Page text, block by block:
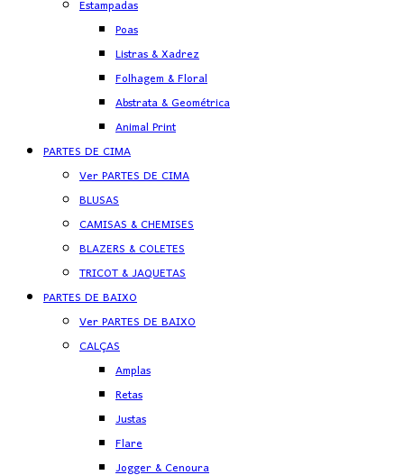
Estampadas
Poas
Listras & Xadrez
Folhagem & Floral
Abstrata & Geométrica
Animal Print
PARTES DE CIMA
Ver PARTES DE CIMA
BLUSAS
CAMISAS & CHEMISES
BLAZERS & COLETES
TRICOT & JAQUETAS
PARTES DE BAIXO
Ver PARTES DE BAIXO
CALÇAS
Amplas
Retas
Justas
Flare
Jogger & Cenoura